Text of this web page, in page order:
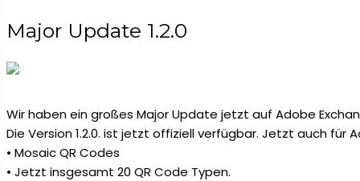
Major Update 1.2.0
Wir haben ein großes Major Update jetzt auf Adobe
Die Version 1.2.0. ist jetzt offiziell verfügbar. Jetzt auch für
• Mosaic QR Codes
• Jetzt insgesamt 20 QR Code Typen.